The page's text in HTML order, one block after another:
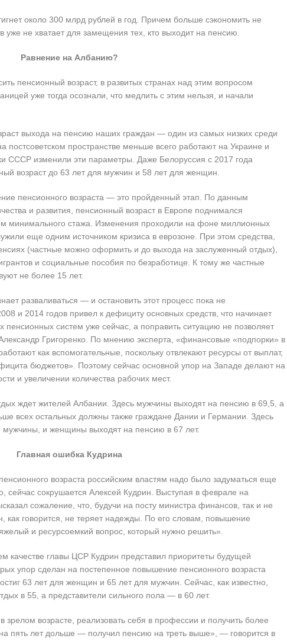
около 300 млрд рублей в год. Причем больше сэкономить не
уже не хватает для замещения тех, кто выходит на пенсию.
Равнение на Албанию?
пенсионный возраст, в развитых странах над этим вопросом
уже тогда осознали, что медлить с этим нельзя, и начали
выхода на пенсию наших граждан — один из самых низких среди
пространстве меньше всего работают на Украине и
СССР изменили эти параметры. Даже Белоруссия с 2017 года
возраст до 63 лет для мужчин и 58 лет для женщин.
пенсионного возраста — это пройденный этап. По данным
и развития, пенсионный возраст в Европе поднимался
минимального стажа. Изменения проходили на фоне миллионных
еще одним источником кризиса в еврозоне. При этом средства,
(частные можно оформить и до выхода на заслуженный отдых),
и социальные пособия по безработице. К тому же частные
не более 15 лет.
разваливаться — и остановить этот процесс пока не
и 2014 годов привел к дефициту основных средств, что начинает
пенсионных систем уже сейчас, а поправить ситуацию не позволяет
Григоренко. По мнению эксперта, «финансовые «подпорки» в
как вспомогательные, поскольку отвлекают ресурсы от выплат,
бюджетов». Поэтому сейчас основной упор на Западе делают на
и увеличении количества рабочих мест.
ждет жителей Албании. Здесь мужчины выходят на пенсию в 69,5, а
всех остальных должны также граждане Дании и Германии. Здесь
мужчины, и женщины выходят на пенсию в 67 лет.
Главная ошибка Кудрина
возраста российским властям надо было задуматься еще
сейчас сокрушается Алексей Кудрин. Выступая в феврале на
сожаление, что, будучи на посту министра финансов, так и не
говорится, не теряет надежды. По его словам, повышение
и ресурсоемкий вопрос, который нужно решить».
качестве главы ЦСР Кудрин представил приоритеты будущей
упор сделан на постепенное повышение пенсионного возраста
63 лет для женщин и 65 лет для мужчин. Сейчас, как известно,
в 55, а представители сильного пола — в 60 лет.
зрелом возрасте, реализовать себя в профессии и получить более
пять лет дольше — получил пенсию на треть выше», — говорится в